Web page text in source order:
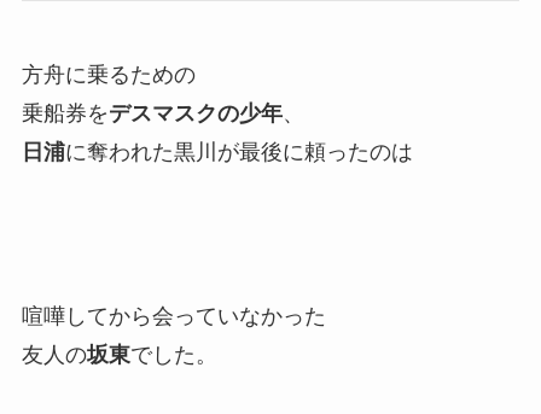
方舟に乗るための
乗船券をデスマスクの少年、
日浦に奪われた黒川が最後に頼ったのは
喧嘩してから会っていなかった
友人の坂東でした。